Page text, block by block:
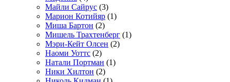
Майли Сайрус (3)
Марион Котийяр (1)
Миша Бартон (2)
Мишель Трахтенберг (1)
Мэри-Кейт Олсен (2)
Наоми Уоттс (2)
Натали Портман (1)
Ники Хилтон (2)